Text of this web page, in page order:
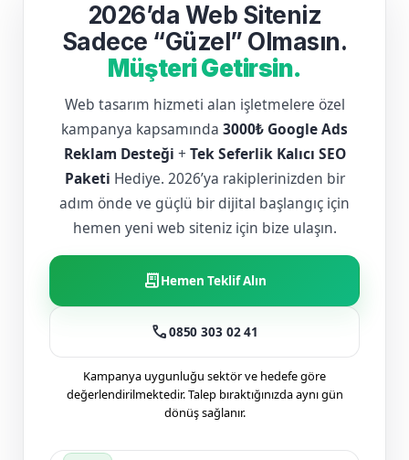
2026’da Web Siteniz
Sadece “Güzel” Olmasın.
Müşteri Getirsin.
Web tasarım hizmeti alan işletmelere özel
kampanya kapsamında 3000₺ Google Ads
Reklam Desteği + Tek Seferlik Kalıcı SEO
Paketi Hediye. 2026’ya rakiplerinizden bir
adım önde ve güçlü bir dijital başlangıç için
hemen yeni web siteniz için bize ulaşın.
receipt_longHemen Teklif Alın
call0850 303 02 41
Kampanya uygunluğu sektör ve hedefe göre
değerlendirilmektedir. Talep bıraktığınızda aynı gün
dönüş sağlanır.